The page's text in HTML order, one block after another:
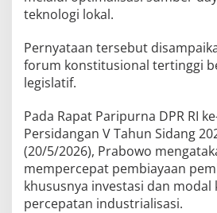
teknologi lokal.
Pernyataan tersebut
forum konstitusional tertinggi
legislatif.
Pada Rapat Paripurna DPR RI
Persidangan V Tahun Sidang
(20/5/2026), Prabowo
mempercepat pembiayaan
khususnya investasi dan modal
percepatan industrialisasi.